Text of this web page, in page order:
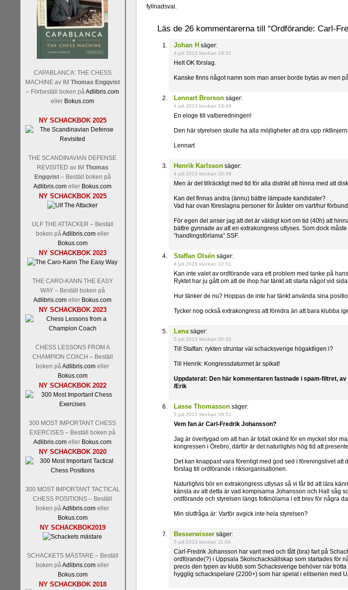
CAPABLANCA: THE CHESS
MACHINE av IM Thomas Engqvist
– Förbeställ boken påAdlibris.com
eller Bokus.com
NY SCHACKBOK 2025
THE SCANDINAVIAN DEFENSE
REVISITED av IM Thomas
Engqvist– Beställ boken på
Adlibris.com eller Bokus.com
NY SCHACKBOK 2025
ULF THE ATTACKER – Beställ
boken påAdlibris.com eller
Bokus.com
NY SCHACKBOK 2023
THE CARO-KANN THE EASY
WAY – Beställ boken på
Adlibris.com eller Bokus.com
NY SCHACKBOK 2023
CHESS LESSONS FROM A
CHAMPION COACH – Beställ
boken påAdlibris.com eller
Bokus.com
NY SCHACKBOK 2022
300 MOST IMPORTANT CHESS
EXERCISES – Beställ boken på
Adlibris.com eller Bokus.com
NY SCHACKBOK 2020
300 MOST IMPORTANT TACTICAL
CHESS POSITIONS – Beställ
boken påAdlibris.com eller
Bokus.com
NY SCHACKBOK2019
SCHACKETS MÄSTARE – Beställ
boken påAdlibris.com eller
Bokus.com
NY SCHACKBOK 2018
fyllnadsval.
Läs de 26 kommentarerna till “Ordförande: Carl-
Johan H säger:
4 juli 2013 klockan 19:31
Helt OK förslag.
Kanske finns något namn som man anser borde bytas av men
Lennart Brorsonsäger:
4 juli 2013 klockan 19:48
En eloge till valberedningen!
Den här styrelsen skulle ha alla möjligheter att dra upp
Lennart
Henrik Karlssonsäger:
4 juli 2013 klockan 20:46
Men är det tillräckligt med tid för alla distrikt att hinna med att
Kan det finnas andra (ännu) bättre lämpade kandidater?
Vad har ovan föreslagna personer för åsikter om vart/hur
För egen del anser jag att det är väldigt kort om tid (40h) att
bättre gynnade av att en extrakongress utlyses. Som dock
”handlingsförlama” SSF.
Staffan Olsénsäger:
4 juli 2013 klockan 22:51
Kan inte valet av ordförande vara ett problem med tanke på
Ryktet har ju gått om att de ihop har tänkt att starta något vid
Hur tänker de nu? Hoppas de inte har tänkt använda sina
Tycker nog också extrakongress att föredra än att bara klubba
Lenasäger:
5 juli 2013 klockan 00:32
Till Staffan: rykten struntar väl schacksverige högaktligen i?
Till Henrik: Kongressdaturmet är spikat!
Uppdaterat: Den här kommentaren fastnade i spam-filtret,
/Erik
Lasse Thomassonsäger:
5 juli 2013 klockan 09:51
Vem fan är Carl-Fredrik Johansson?
Jag är övertygad om att han är totalt okänd för en mycket stor
kongressen i Örebro, därför är det naturligtvis hög tid att
Det kan knappast vara förenligt med god sed i föreningslivet att
förslag till ordförande i riksorganisationen.
Naturligtvis bör en extrakongress utlysas så vi får tid att lära
känsla av att detta är vad kompisarna Johansson och Hall såg
ordförande och styrelsen längs fotknölarna i ett brev för några
Min slutfråga är: Varför avgick inte hela styrelsen?
Besserwissersäger:
5 juli 2013 klockan 11:04
Carl-Fredrik Johansson har varit med och fått (bra) fart på
ordförande(?) i Uppsala Skolschacksällskap som startades för
precis den typen av klubb som Schacksverige behöver när
hygglig schackspelare (2200+) som har spelat i elitserien med